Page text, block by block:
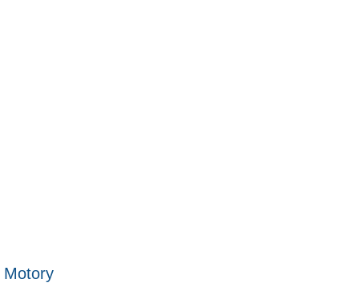
Motory